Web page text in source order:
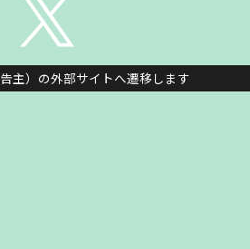
主）の外部サイトへ遷移します